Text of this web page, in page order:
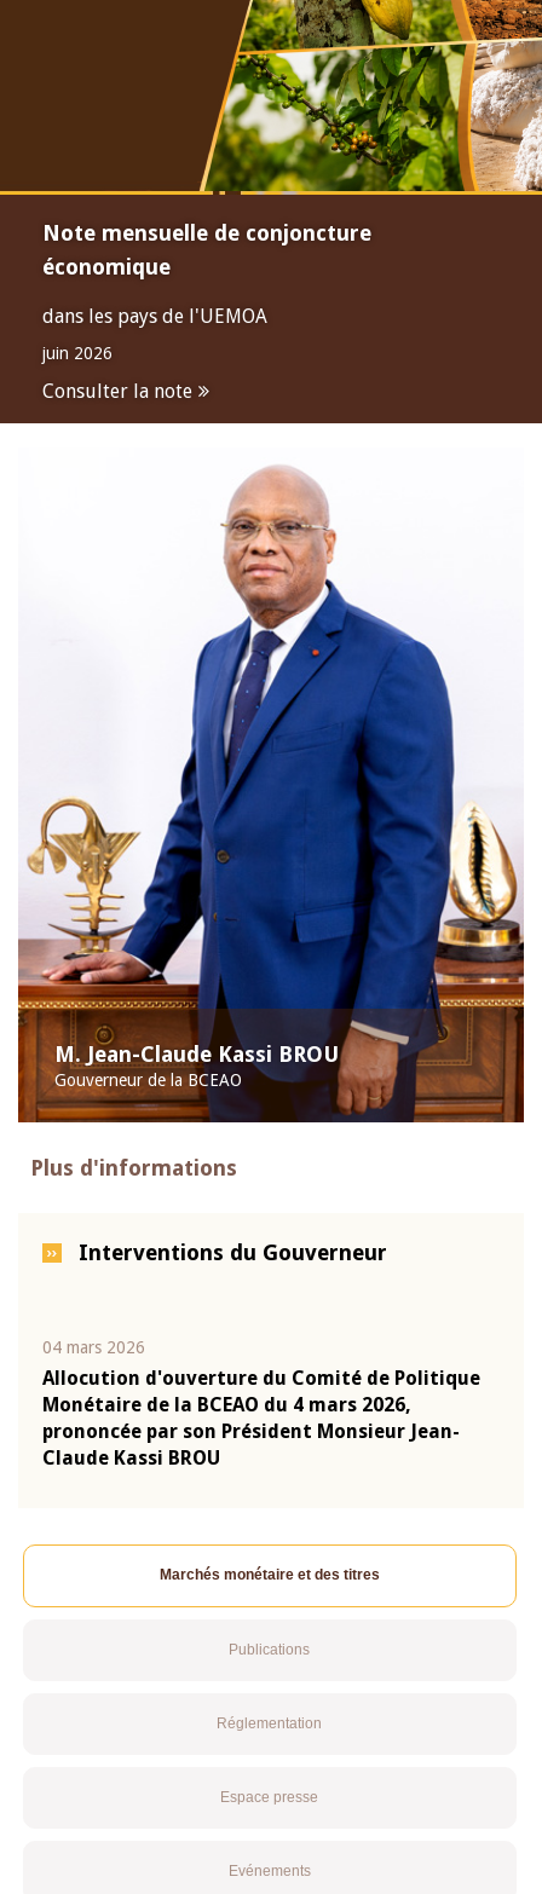
Note mensuelle de conjoncture
économique
dans les pays de l'UEMOA
juin 2026
Consulter la note
M. Jean-Claude Kassi BROU
Gouverneur de la BCEAO
Plus d'informations
Interventions du Gouverneur
04 mars 2026
Allocution d'ouverture du Comité de Politique
Monétaire de la BCEAO du 4 mars 2026,
prononcée par son Président Monsieur Jean-
Claude Kassi BROU
Marchés monétaire et des titres
Publications
Réglementation
Espace presse
Evénements